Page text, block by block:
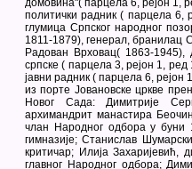
домовина"( парцела 6, рејон 1,
политички радник ( парцела 6,
глумица Српског народног
1811-1879), генерал, бранилац
Радован Врховац( 1863-1945),
српске ( парцела 3, рејон 1,
јавни радник ( парцела 6, рејон
из порте Јовановске цркве
Новог Сада: Димитрије
архимандрит манастира
члан Народног одбора у буни
гимназије; Станислав
критичар; Илија Захаријевић,
главног Народног одбора;